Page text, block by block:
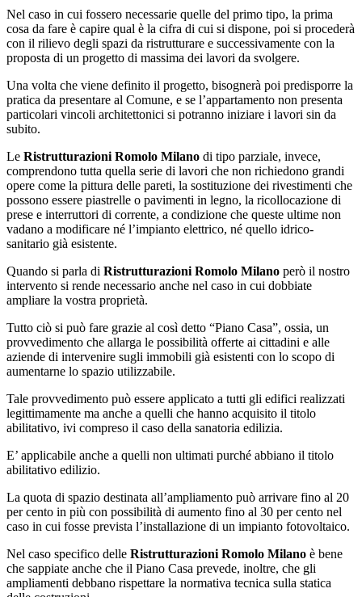
Nel caso in cui fossero necessarie quelle del primo tipo, la prima
cosa da fare è capire qual è la cifra di cui si dispone, poi si procederà
con il rilievo degli spazi da ristrutturare e successivamente con la
proposta di un progetto di massima dei lavori da svolgere.
Una volta che viene definito il progetto, bisognerà poi predisporre la
pratica da presentare al Comune, e se l’appartamento non presenta
particolari vincoli architettonici si potranno iniziare i lavori sin da
subito.
Le Ristrutturazioni Romolo Milano di tipo parziale, invece,
comprendono tutta quella serie di lavori che non richiedono grandi
opere come la pittura delle pareti, la sostituzione dei rivestimenti che
possono essere piastrelle o pavimenti in legno, la ricollocazione di
prese e interruttori di corrente, a condizione che queste ultime non
vadano a modificare né l’impianto elettrico, né quello idrico-
sanitario già esistente.
Quando si parla di Ristrutturazioni Romolo Milano però il nostro
intervento si rende necessario anche nel caso in cui dobbiate
ampliare la vostra proprietà.
Tutto ciò si può fare grazie al così detto “Piano Casa”, ossia, un
provvedimento che allarga le possibilità offerte ai cittadini e alle
aziende di intervenire sugli immobili già esistenti con lo scopo di
aumentarne lo spazio utilizzabile.
Tale provvedimento può essere applicato a tutti gli edifici realizzati
legittimamente ma anche a quelli che hanno acquisito il titolo
abilitativo, ivi compreso il caso della sanatoria edilizia.
E’ applicabile anche a quelli non ultimati purché abbiano il titolo
abilitativo edilizio.
La quota di spazio destinata all’ampliamento può arrivare fino al 20
per cento in più con possibilità di aumento fino al 30 per cento nel
caso in cui fosse prevista l’installazione di un impianto fotovoltaico.
Nel caso specifico delle Ristrutturazioni Romolo Milano è bene
che sappiate anche che il Piano Casa prevede, inoltre, che gli
ampliamenti debbano rispettare la normativa tecnica sulla statica